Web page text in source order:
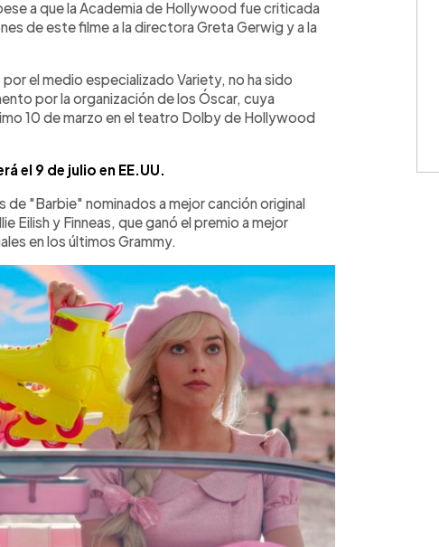
a que la Academia de Hollywood fue criticada
de este filme a la directora Greta Gerwig y a la
el medio especializado Variety, no ha sido
por la organización de los Óscar, cuya
10 de marzo en el teatro Dolby de Hollywood
el 9 de julio en EE.UU.
de "Barbie" nominados a mejor canción original
Eilish y Finneas, que ganó el premio a mejor
en los últimos Grammy.